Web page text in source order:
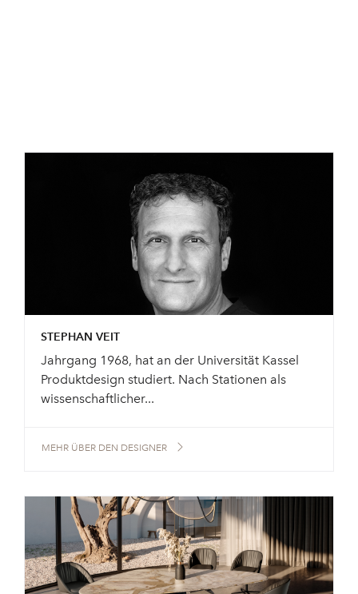
STEPHAN VEIT
Jahrgang 1968, hat an der Universität Kassel
Produktdesign studiert. Nach Stationen als
wissenschaftlicher...
MEHR ÜBER DEN DESIGNER